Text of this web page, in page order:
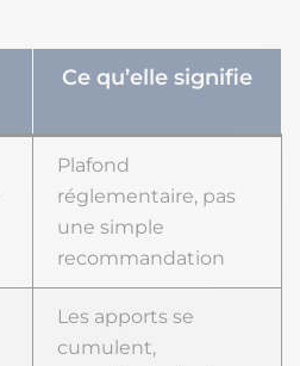
Ce qu’elle signifie
Plafond
réglementaire, pas
une simple
recommandation
Les apports se
cumulent,